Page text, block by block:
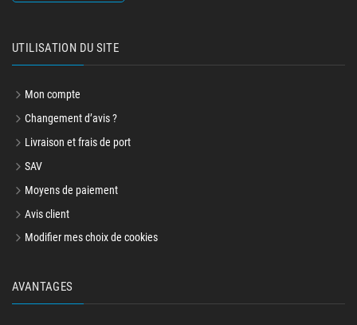
UTILISATION DU SITE
Mon compte
Changement d’avis ?
Livraison et frais de port
SAV
Moyens de paiement
Avis client
Modifier mes choix de cookies
AVANTAGES